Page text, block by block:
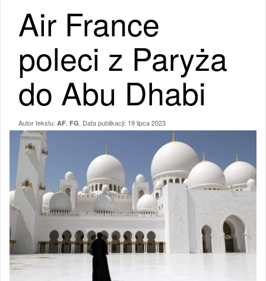
Air France
poleci z Paryża
do Abu Dhabi
Autor tekstu: AF FG , Data publikacji: 19 lipca 2023